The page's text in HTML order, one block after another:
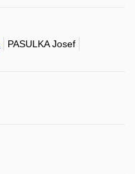
PASULKA Josef